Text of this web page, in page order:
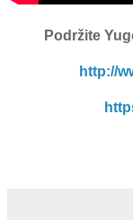
Podržite
http://